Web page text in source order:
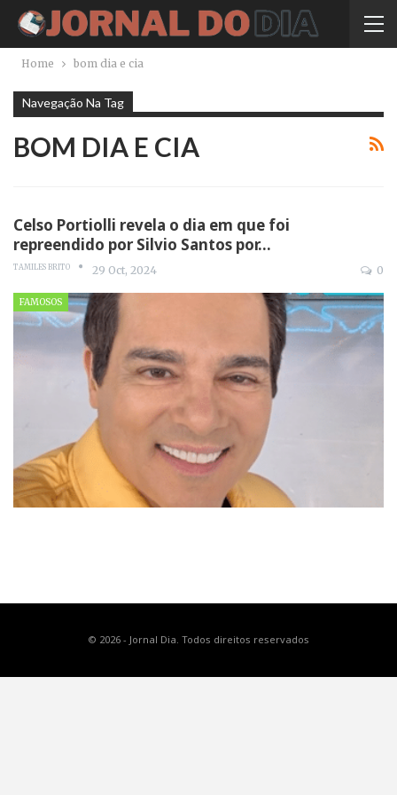
Home bom dia e cia
Navegação Na Tag
BOM DIA E CIA
Celso Portiolli revela o dia em que foi
repreendido por Silvio Santos por…
TAMILES BRITO 29 Oct, 2024 0
FAMOSOS
© 2026 - Jornal Dia. Todos direitos reservados